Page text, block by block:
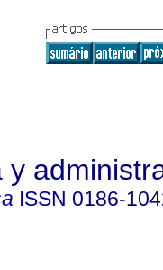
y
ISSN 0186-